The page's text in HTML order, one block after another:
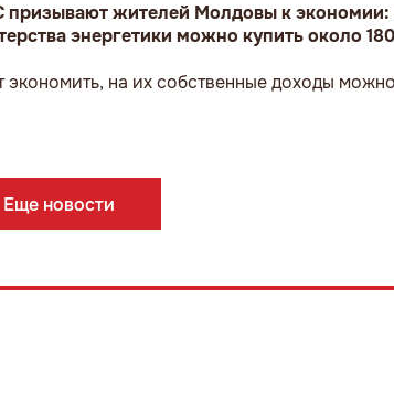
жителей Молдовы к экономии:
энергетики можно купить около
на их собственные доходы можно
Еще новости